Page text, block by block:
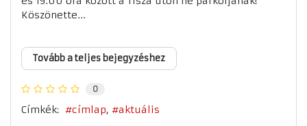
Köszönette...
Tovább a teljes bejegyzéshez
0
Címkék: címlap aktuális